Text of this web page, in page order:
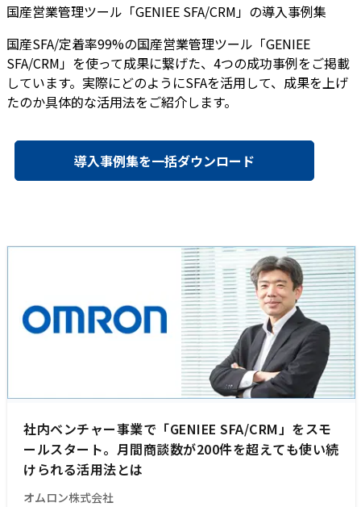
国産営業管理ツール「GENIEE SFA/CRM」の導入事例集
国産SFA/定着率99%の国産営業管理ツール「GENIEE
SFA/CRM」を使って成果に繋げた、4つの成功事例をご掲載
しています。実際にどのようにSFAを活用して、成果を上げ
たのか具体的な活用法をご紹介します。
導入事例集を一括ダウンロード
社内ベンチャー事業で「GENIEE SFA/CRM」をスモ
ールスタート。月間商談数が200件を超えても使い続
けられる活用法とは
オムロン株式会社